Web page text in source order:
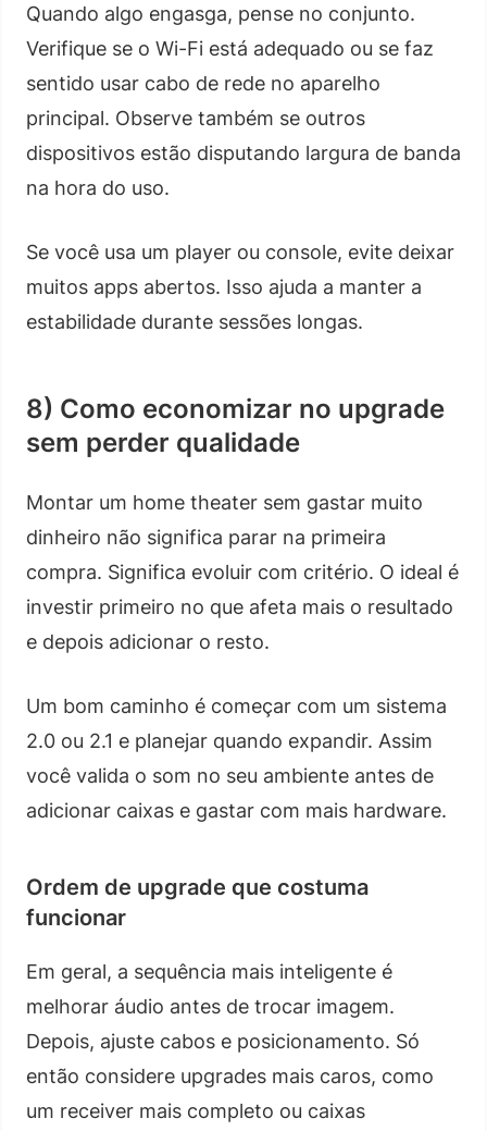
Quando algo engasga, pense no conjunto.
Verifique se o Wi-Fi está adequado ou se faz
sentido usar cabo de rede no aparelho
principal. Observe também se outros
dispositivos estão disputando largura de banda
na hora do uso.
Se você usa um player ou console, evite deixar
muitos apps abertos. Isso ajuda a manter a
estabilidade durante sessões longas.
8) Como economizar no upgrade
sem perder qualidade
Montar um home theater sem gastar muito
dinheiro não significa parar na primeira
compra. Significa evoluir com critério. O ideal é
investir primeiro no que afeta mais o resultado
e depois adicionar o resto.
Um bom caminho é começar com um sistema
2.0 ou 2.1 e planejar quando expandir. Assim
você valida o som no seu ambiente antes de
adicionar caixas e gastar com mais hardware.
Ordem de upgrade que costuma
funcionar
Em geral, a sequência mais inteligente é
melhorar áudio antes de trocar imagem.
Depois, ajuste cabos e posicionamento. Só
então considere upgrades mais caros, como
um receiver mais completo ou caixas